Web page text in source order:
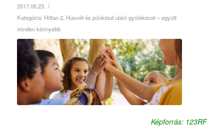
2017.05.23. /
Kategória: Hittan 2, Húsvét és pünkösd utáni gyülekezet – együtt
minden könnyebb
Képforrás: 123RF